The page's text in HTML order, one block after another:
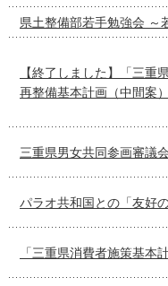
県土整備部若手勉強会
【終了しました】「三重
再整備基本計画（中間案
三重県男女共同参画審議
パラオ共和国との「友好
「三重県消費者施策基本